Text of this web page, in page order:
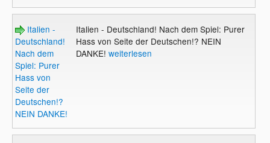
Italien -
Deutschland!
Nach dem
Spiel: Purer
Hass von
Seite der
Deutschen!?
NEIN DANKE!
Italien - Deutschland! Nach dem Spiel: Purer
Hass von Seite der Deutschen!? NEIN
DANKE! weiterlesen